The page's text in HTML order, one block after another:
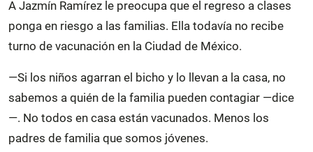
A Jazmín Ramírez le preocupa que el regreso a clases
ponga en riesgo a las familias. Ella todavía no recibe
turno de vacunación en la Ciudad de México.
—Si los niños agarran el bicho y lo llevan a la casa, no
sabemos a quién de la familia pueden contagiar —dice
—. No todos en casa están vacunados. Menos los
padres de familia que somos jóvenes.